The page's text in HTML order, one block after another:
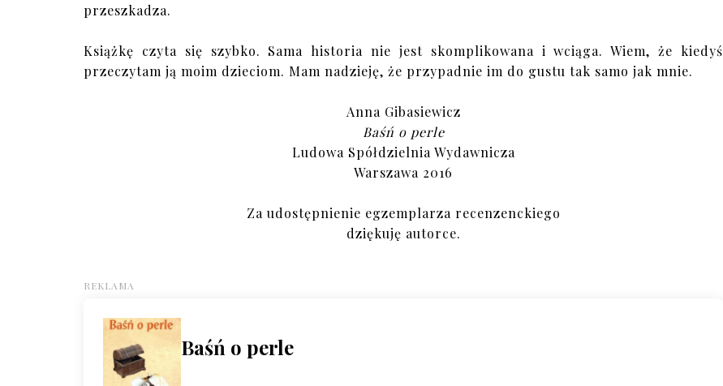
przeszkadza.
Książkę czyta się szybko. Sama historia nie jest skomplikowana i wciąga. Wiem, że kiedyś
przeczytam ją moim dzieciom. Mam nadzieję, że przypadnie im do gustu tak samo jak mnie.
Anna Gibasiewicz
Baśń o perle
Ludowa Spółdzielnia Wydawnicza
Warszawa 2016
Za udostępnienie egzemplarza recenzenckiego
dziękuję autorce.